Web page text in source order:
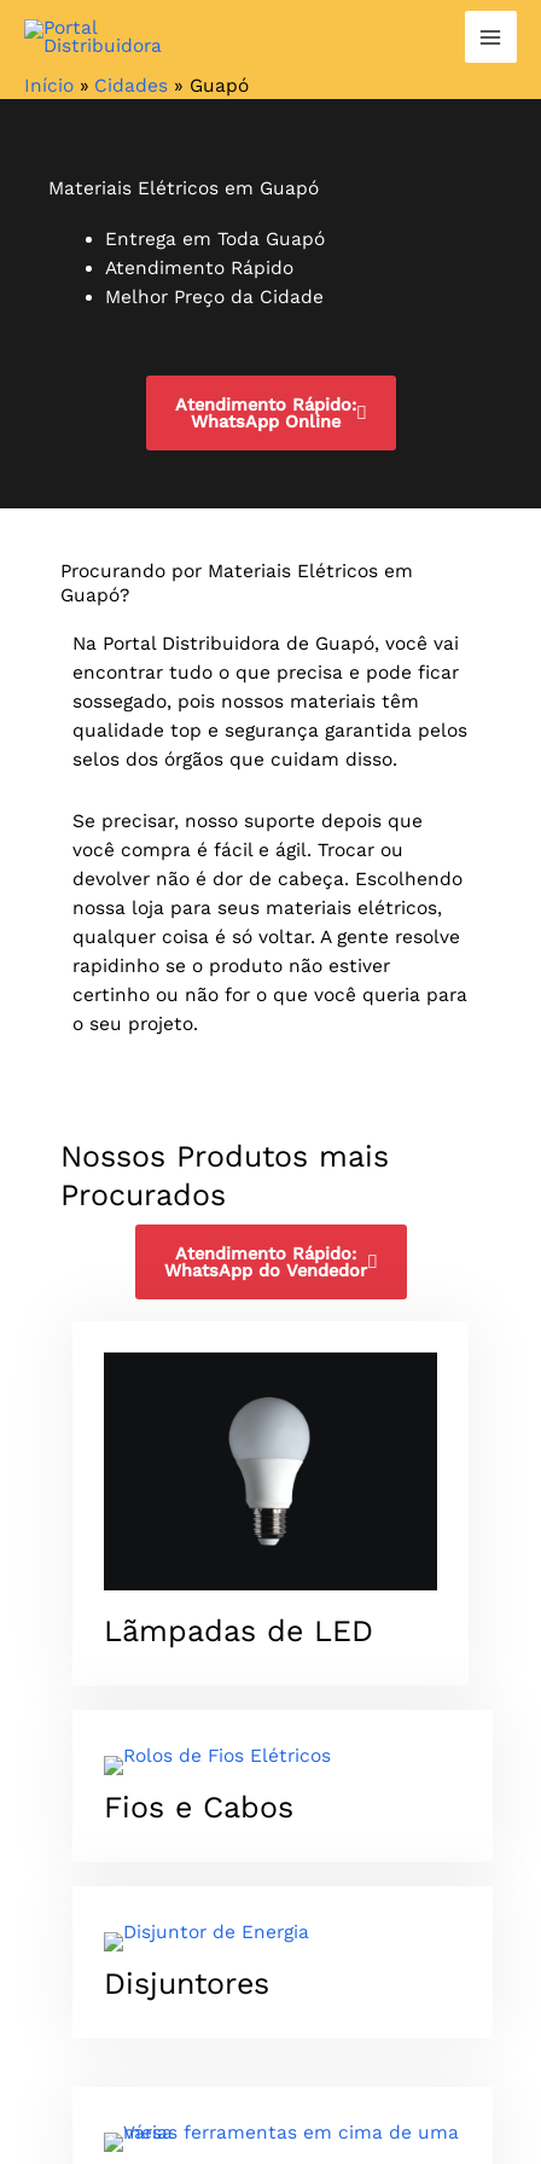
para
conteúdo
Início Cidades Guapó
Materiais Elétricos em Guapó
Entrega em Toda Guapó
Atendimento Rápido
Melhor Preço da Cidade
Atendimento Rápido:
WhatsApp Online
Procurando por Materiais Elétricos em
Guapó?
Na Portal Distribuidora de Guapó, você vai
encontrar tudo o que precisa e pode ficar
sossegado, pois nossos materiais têm
qualidade top e segurança garantida pelos
selos dos órgãos que cuidam disso.
Se precisar, nosso suporte depois que
você compra é fácil e ágil. Trocar ou
devolver não é dor de cabeça. Escolhendo
nossa loja para seus materiais elétricos,
qualquer coisa é só voltar. A gente resolve
rapidinho se o produto não estiver
certinho ou não for o que você queria para
o seu projeto.
Nossos Produtos mais
Procurados
Atendimento Rápido:
WhatsApp do Vendedor
Lãmpadas de LED​
​Fios e Cabos
Disjuntores